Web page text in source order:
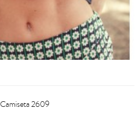
Camiseta 2609